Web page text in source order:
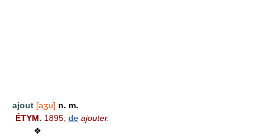
ajout [aʒu] n. m.
ÉTYM. 1895; de ajouter.
❖